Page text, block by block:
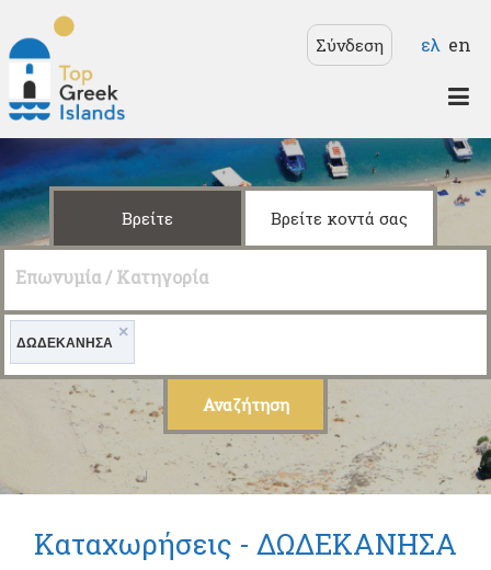
κυρίως περιεχόμενο
Top
Greek
Islands
Σύνδεση ελ en
Βρείτε Βρείτε κοντά σας
Επωνυμία / Κατηγορία
×
ΔΩΔΕΚΑΝΗΣΑ
Καταχωρήσεις - ΔΩΔΕΚΑΝΗΣΑ